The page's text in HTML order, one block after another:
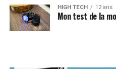
HIGH TECH 12 ans
Mon test de la